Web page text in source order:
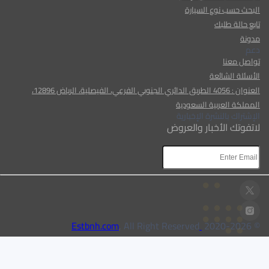
البحث حسب نوع السيارة
تابع حالة طلبك
مدونة
دعم
تواصل معنا
الأسئلة الشائعة
العنوان : 4056 الطريق الدائري الجنوبي الفرعي، الفيصلية، الرياض 12896،
المملكة العربية السعودية
الإشتراك بالنشرة الإخبارية
لاتفوتك الأخبار والعروض
© 2020-
2026
Estbnh.com
, All Right Reserved